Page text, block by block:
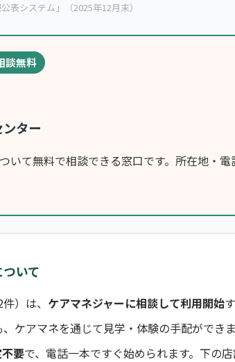
表システム」（2025年12月末）
談無料
ター
いて無料で相談できる窓口です。所在地・
いて
）は、 ケアマネジャーに相談して利用開始
ケアマネを通じて見学・体験の手配ができま
要で、電話一本ですぐ始められます。下の